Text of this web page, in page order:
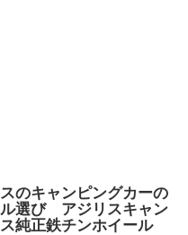
のキャンピングカーの
選び アジリスキャン
純正鉄チンホイール